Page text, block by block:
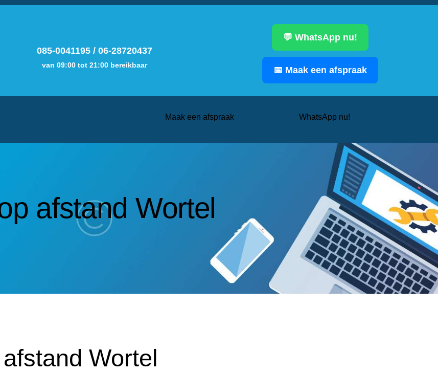
085-0041195/ 06-28720437
van 09:00 tot 21:00 bereikbaar
💬 WhatsApp nu!
📅 Maak een afspraak
Maak een afspraak WhatsApp nu!
afstand Wortel
Wortel